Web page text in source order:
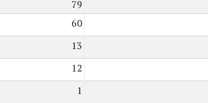
79
60
13
12
1